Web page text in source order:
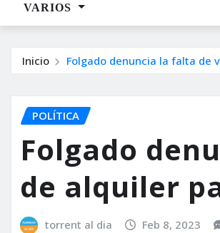
VARIOS
Inicio Folgado denuncia la falta de
POLÍTICA
Folgado
de alquiler
torrent al dia Feb 8, 2023